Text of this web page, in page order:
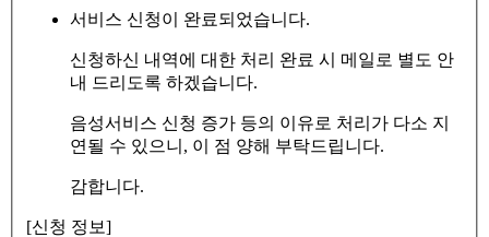
서비스 신청이 완료되었습니다.
신청하신 내역에 대한 처리 완료 시 메일로 별도 안
내 드리도록 하겠습니다.
음성서비스 신청 증가 등의 이유로 처리가 다소 지
연될 수 있으니, 이 점 양해 부탁드립니다.
감합니다.
[신청 정보]